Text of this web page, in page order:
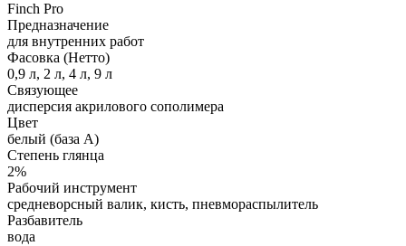
Finch Pro
Предназначение
для внутренних работ
Фасовка (Нетто)
0,9 л, 2 л, 4 л, 9 л
Связующее
дисперсия акрилового сополимера
Цвет
белый (база А)
Степень глянца
2%
Рабочий инструмент
средневорсный валик, кисть, пневмораспылитель
Разбавитель
вода